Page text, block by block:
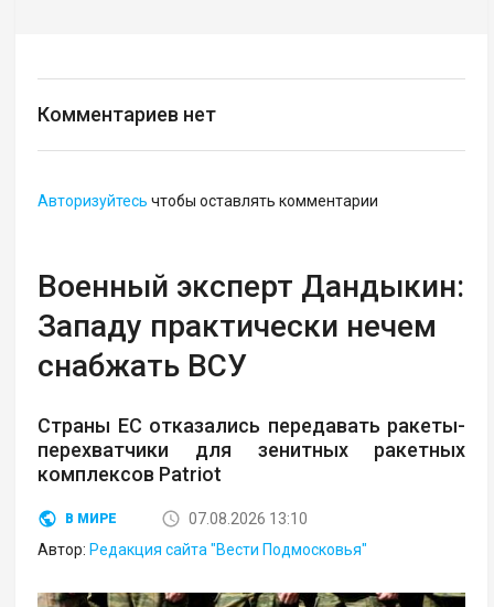
Комментариев нет
Авторизуйтесь чтобы оставлять комментарии
Военный эксперт Дандыкин:
Западу практически нечем
снабжать ВСУ
Страны ЕС отказались передавать ракеты-
перехватчики для зенитных ракетных
комплексов Patriot
В МИРЕ
07.08.2026 13:10
Автор: Редакция сайта "Вести Подмосковья"